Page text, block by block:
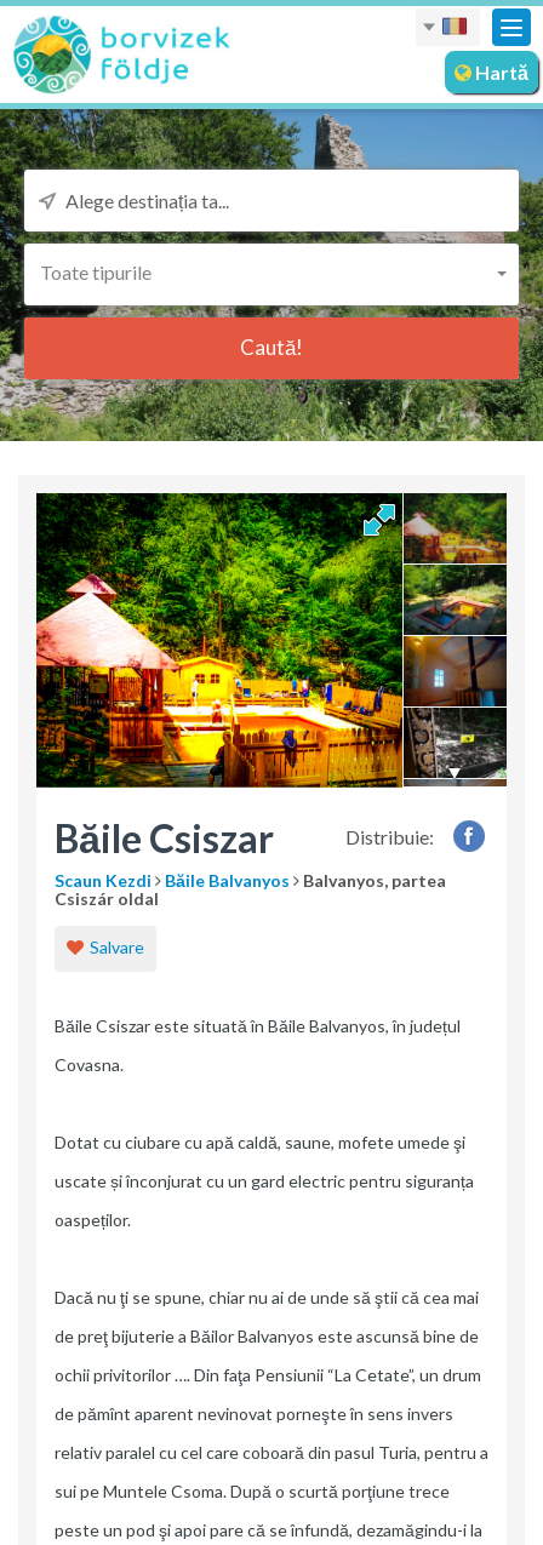
Hartă
Toate tipurile
Caută!
Distribuie:
Băile Csiszar
Scaun Kezdi Băile Balvanyos
Balvanyos, partea
Csiszár oldal
Salvare
Băile Csiszar este situată în Băile Balvanyos, în județul
Covasna.
Dotat cu ciubare cu apă caldă, saune, mofete umede şi
uscate și înconjurat cu un gard electric pentru siguranța
oaspeților.
Dacă nu ţi se spune, chiar nu ai de unde să ştii că cea mai
de preţ bijuterie a Băilor Balvanyos este ascunsă bine de
ochii privitorilor …. Din faţa Pensiunii “La Cetate”, un drum
de pămînt aparent nevinovat porneşte în sens invers
relativ paralel cu cel care coboară din pasul Turia, pentru a
sui pe Muntele Csoma. După o scurtă porţiune trece
peste un pod şi apoi pare că se înfundă, dezamăgindu-i la